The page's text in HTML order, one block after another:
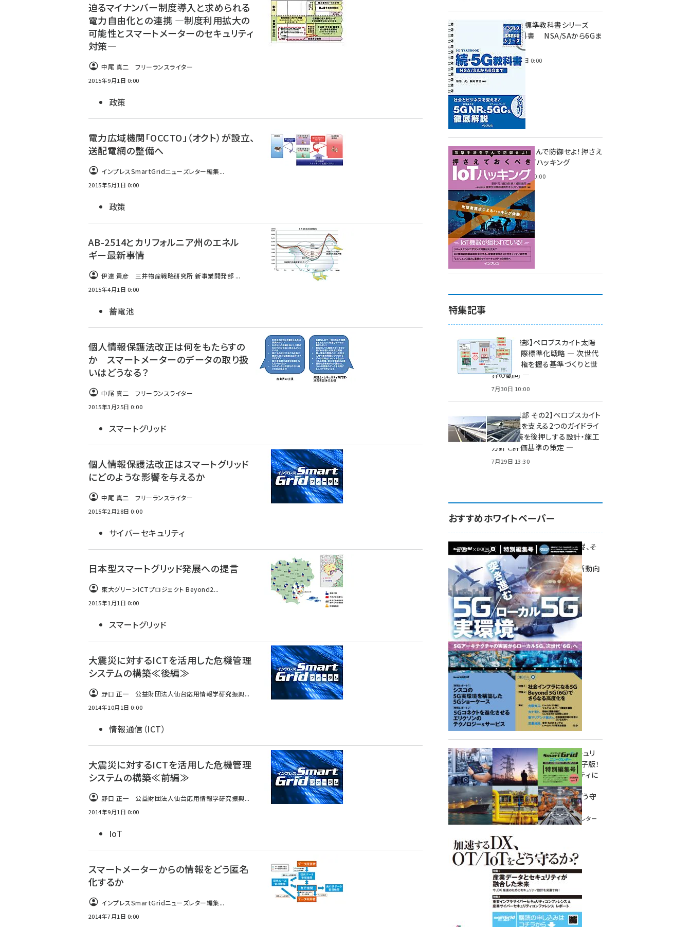
迫るマイナンバー制度導入と求められる
電力自由化との連携 ―制度利用拡大の
可能性とスマートメーターのセキュリティ
対策―
中尾 真二 フリーランスライター
2015年9月1日 0:00
政策
電力広域機関「OCCTO」（オクト）が設立、
送配電網の整備へ
インプレスSmartGridニューズレター編集...
2015年5月1日 0:00
政策
AB-2514とカリフォルニア州のエネル
ギー最新事情
伊達 貴彦 三井物産戦略研究所 新事業開発部 ...
2015年4月1日 0:00
蓄電池
個人情報保護法改正は何をもたらすの
か スマートメーターのデータの取り扱
いはどうなる？
中尾 真二 フリーランスライター
2015年3月25日 0:00
スマートグリッド
個人情報保護法改正はスマートグリッド
にどのような影響を与えるか
中尾 真二 フリーランスライター
2015年2月28日 0:00
サイバーセキュリティ
日本型スマートグリッド発展への提言
東大グリーンICTプロジェクト Beyond2...
2015年1月1日 0:00
スマートグリッド
大震災に対するICTを活用した危機管理
システムの構築≪後編≫
野口 正一 公益財団法人仙台応用情報学研究振興...
2014年10月1日 0:00
情報通信（ICT）
大震災に対するICTを活用した危機管理
システムの構築≪前編≫
野口 正一 公益財団法人仙台応用情報学研究振興...
2014年9月1日 0:00
IoT
スマートメーターからの情報をどう匿名
化するか
インプレスSmartGridニューズレター編集...
2014年7月1日 0:00
インプレス標準教科書シリーズ
続・5G教科書 NSA/SAから6Gま
2023年4月3日 0:00
攻撃手法を学んで防御せよ! 押さえ
ておくべきIoTハッキング
2022年6月14日 0:00
特集記事
特集【第2部】ペロブスカイト太陽
電池の国際標準化戦略 ― 次世代
市場の覇権を握る基準づくりと世
界の動向 ―
7月30日 10:00
特集【第1部 その2】ペロブスカイト
太陽電池を支える2つのガイドライ
ン ― 実装を後押しする設計・施工
方針と評価基準の策定 ―
7月29日 13:30
おすすめホワイトペーパー
環境対策、建機の遠隔操縦、そ
して医療。
次世代通信規格「5G」最新動向
をこの1冊で学ぶ
SmartGrid ニューズレター ×
DIGITAL X 特別編集号 2022
Summer
重要インフラサイバーセキュリ
ティコンファレンス特別電子版！
― 産業サイバーセキュリティに
関わる全ての方へ！ ―
加速するDX、OT/IoTをどう守
るか？
インプレス SmartGridニューズレター